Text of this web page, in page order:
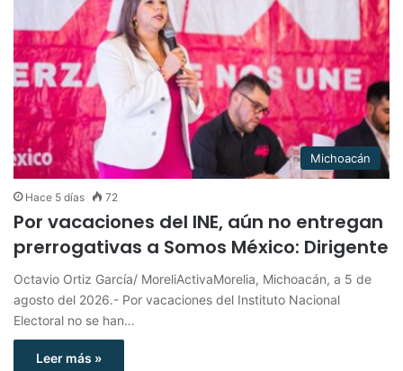
Michoacán
Hace 5 días 72
Por vacaciones del INE, aún no entregan
prerrogativas a Somos México: Dirigente
Octavio Ortiz García/ MoreliActivaMorelia, Michoacán, a 5 de
agosto del 2026.- Por vacaciones del Instituto Nacional
Electoral no se han…
Leer más »